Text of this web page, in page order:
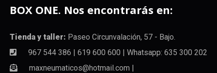
BOX ONE. Nos encontrarás en:
Tienda y taller: Paseo Circunvalación, 57 - Bajo.
967 544 386 | 619 600 600 | Whatsapp: 635 300 202
maxneumaticos@hotmail.com |